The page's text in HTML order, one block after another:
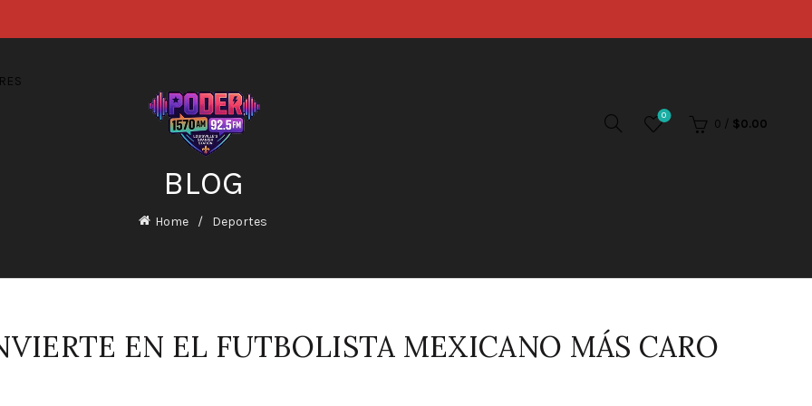
0
0 / $0.00
BLOG
Home Deportes
EN EL FUTBOLISTA MEXICANO MÁS CARO